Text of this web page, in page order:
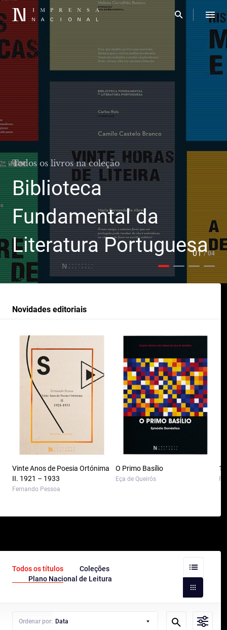
Todos os livros na coleção
Biblioteca
Fundamental da
Literatura Portuguesa
01/ 04
Novidades editoriais
Vinte Anos de Poesia Ortónima
II. 1921 – 1933
Fernando Pessoa
O Primo Basílio
Eça de Queirós
Todos os títulos
Coleções
Plano Nacional de Leitura
Ordenar por: Data